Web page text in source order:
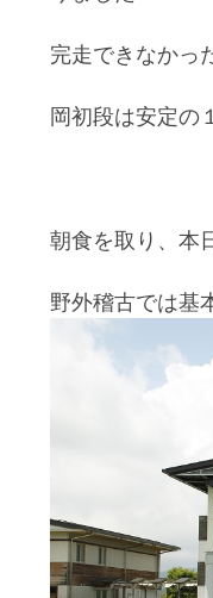
完走できなかっ
岡初段は安定の
朝食を取り、本
野外稽古では